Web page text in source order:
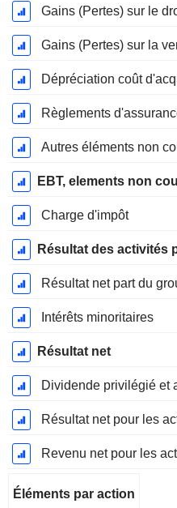
Gains (Pertes) sur le
Gains (Pertes) sur la
Dépréciation coût
Règlements
Autres éléments non
EBT, elements non
Charge d'impôt
Résultat des activités
Résultat net part du
Intérêts minoritaires
Résultat net
Dividende privilégié et
Éléments par action